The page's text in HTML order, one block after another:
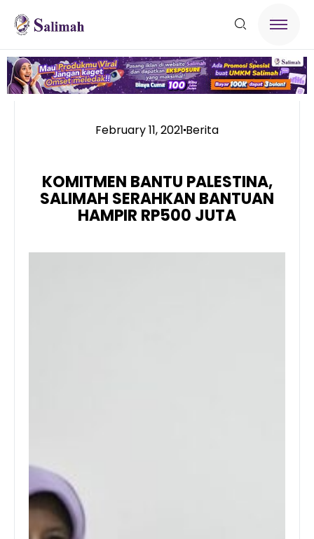
February 11, 2021 Berita
KOMITMEN BANTU PALESTINA,
SALIMAH SERAHKAN BANTUAN
HAMPIR RP500 JUTA